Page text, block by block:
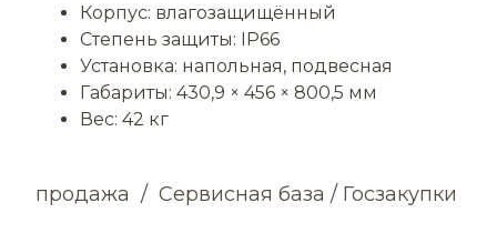
Корпус: влагозащищённый
Степень защиты: IP66
Установка: напольная, подвесная
Габариты: 430,9 × 456 × 800,5 мм
Вес: 42 кг
продажа / Сервисная база / Госзакупки